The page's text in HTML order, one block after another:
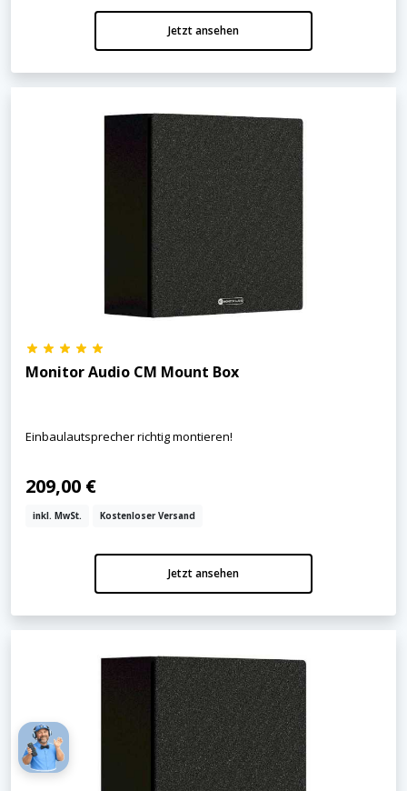
Jetzt ansehen
Monitor Audio CM Mount Box
Einbaulautsprecher richtig montieren!
209,00 €
inkl. MwSt. Kostenloser Versand
Jetzt ansehen